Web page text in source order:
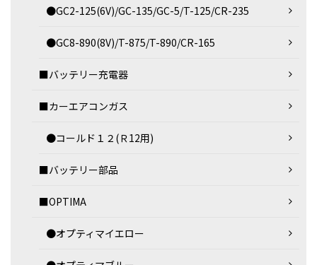
●GC2-125(6V)/GC-135/GC-5/T-125/CR-235
●GC8-890(8V)/T-875/T-890/CR-165
■バッテリー充電器
■カーエアコンガス
●コールド１２(Ｒ12用)
■バッテリー部品
■OPTIMA
●オプティマイエロー